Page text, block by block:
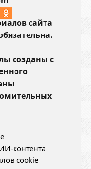
сайта
обязательна.
созданы с
контента
cookie